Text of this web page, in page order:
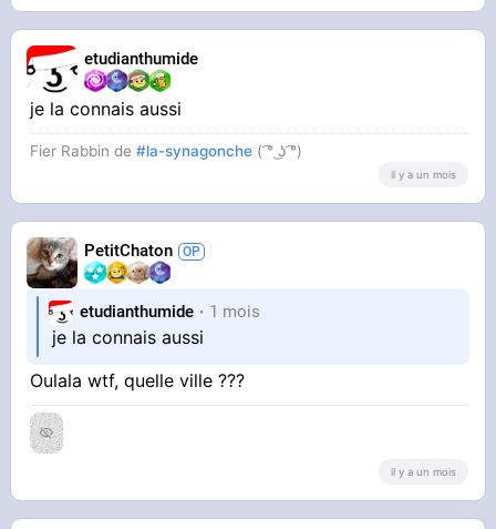
etudianthumide
je la connais aussi
Fier Rabbin de#la-synagonche ( ͡° ͜ʖ ͡°)
il y a un mois
PetitChaton
etudianthumide 1 mois
je la connais aussi
Oulala wtf, quelle ville ???
il y a un mois